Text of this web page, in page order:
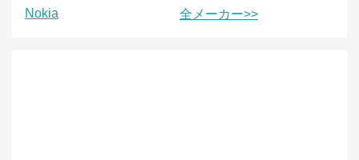
Nokia
全メーカー>>